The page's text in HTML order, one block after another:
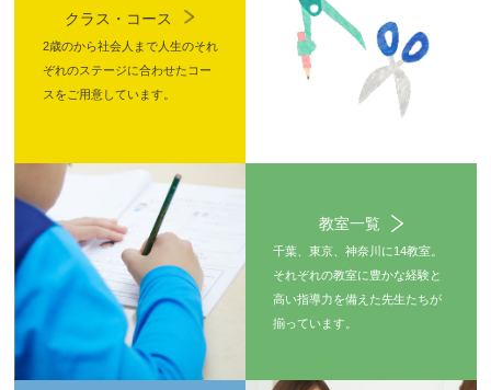
クラス・コース
2歳のから社会人まで人生のそれ
ぞれのステージに合わせたコー
スをご用意しています。
教室一覧
千葉、東京、神奈川に14教室。
それぞれの教室に豊かな経験と
高い指導力を備えた先生たちが
揃っています。